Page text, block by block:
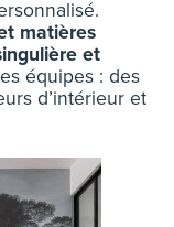
matières
et
équipes : des
d’intérieur et